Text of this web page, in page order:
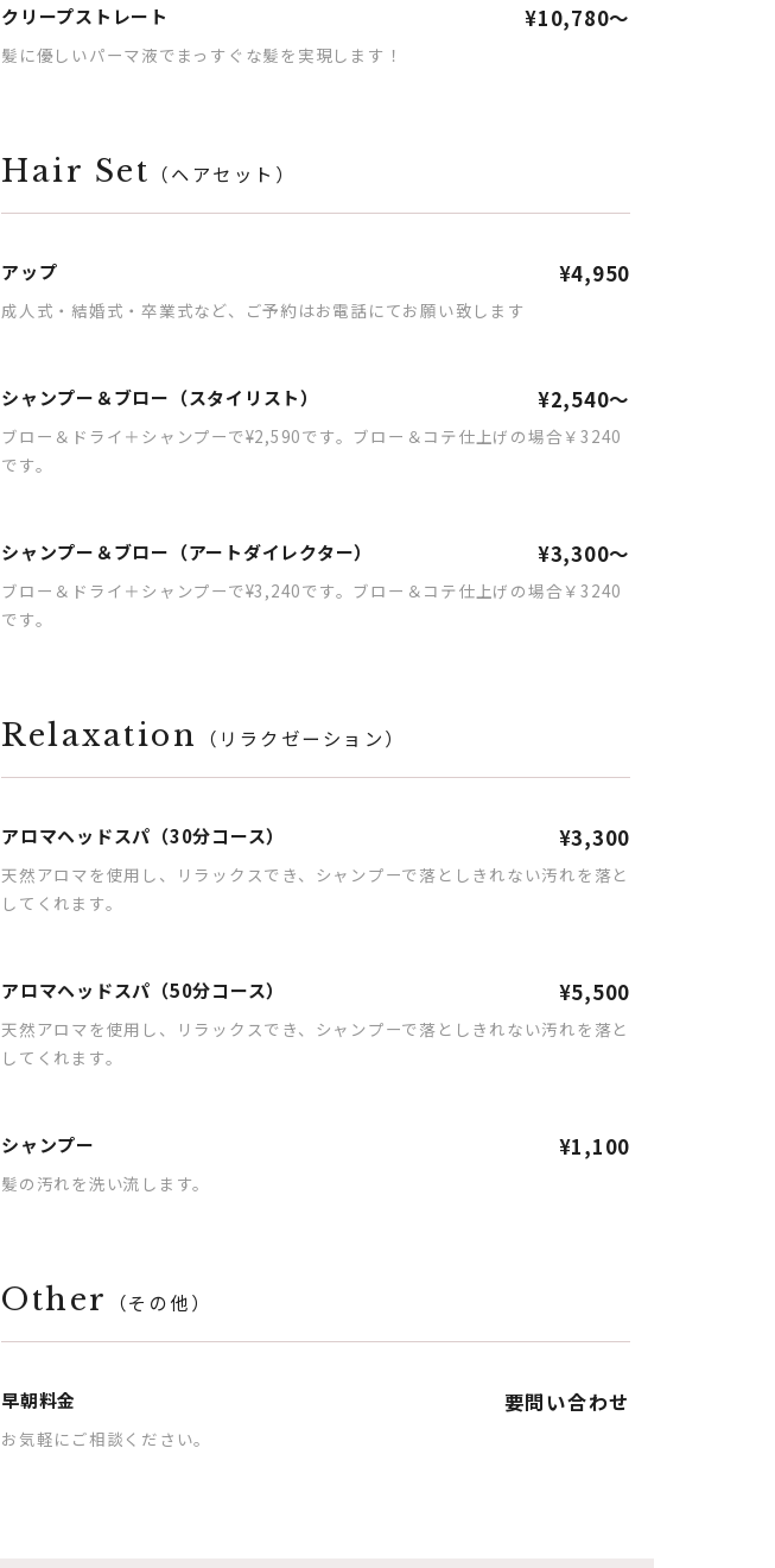
クリープストレート ¥10,780～
髪に優しいパーマ液でまっすぐな髪を実現します！
Hair Set （ヘアセット）
アップ ¥4,950
成人式・結婚式・卒業式など、ご予約はお電話にてお願い致します
シャンプー＆ブロー（スタイリスト） ¥2,540～
ブロー＆ドライ＋シャンプーで¥2,590です。ブロー＆コテ仕上げの場合￥3240
です。
シャンプー＆ブロー（アートダイレクター） ¥3,300～
ブロー＆ドライ＋シャンプーで¥3,240です。ブロー＆コテ仕上げの場合￥3240
です。
Relaxation （リラクゼーション）
アロマヘッドスパ（30分コース） ¥3,300
天然アロマを使用し、リラックスでき、シャンプーで落としきれない汚れを落と
してくれます。
アロマヘッドスパ（50分コース） ¥5,500
天然アロマを使用し、リラックスでき、シャンプーで落としきれない汚れを落と
してくれます。
シャンプー ¥1,100
髪の汚れを洗い流します。
Other （その他）
早朝料金 要問い合わせ
お気軽にご相談ください。